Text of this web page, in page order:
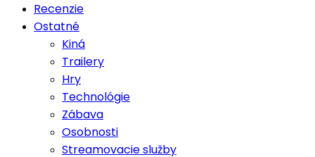
Recenzie
Ostatné
Kiná
Trailery
Hry
Technológie
Zábava
Osobnosti
Streamovacie služby